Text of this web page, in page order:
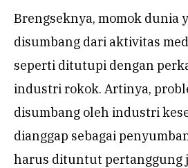
Brengseknya, momok dunia
disumbang dari aktivitas
seperti ditutupi dengan
industri rokok. Artinya,
disumbang oleh industri
dianggap sebagai
harus dituntut pertanggung